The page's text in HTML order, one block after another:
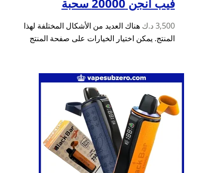
3,500 د.ك هناك العديد من الأشكال المختلفة لهذا
المنتج. يمكن اختيار الخيارات على صفحة المنتج